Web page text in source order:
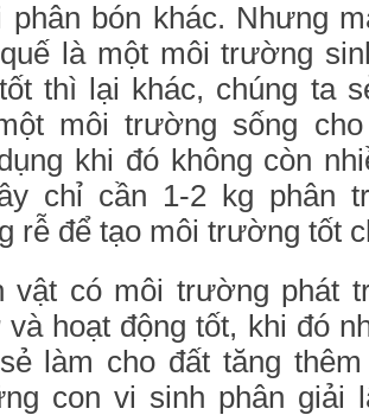
phân bón khác. Nhưng
là một môi trường
thì lại khác, chúng ta
môi trường sống
khi đó không còn
chỉ cần 1-2 kg phân
rễ để tạo môi trường tốt
vật có môi trường phát
hoạt động tốt, khi đó
làm cho đất tăng
con vi sinh phân giải